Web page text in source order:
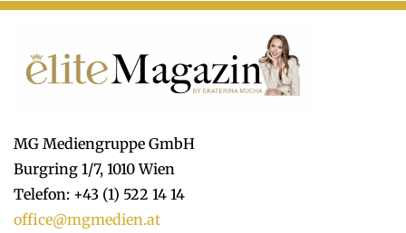
MG Mediengruppe GmbH
Burgring 1/7, 1010 Wien
Telefon: +43 (1) 522 14 14
office@mgmedien.at